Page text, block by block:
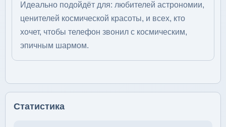
Идеально подойдёт для: любителей астрономии,
ценителей космической красоты, и всех, кто
хочет, чтобы телефон звонил с космическим,
эпичным шармом.
Статистика